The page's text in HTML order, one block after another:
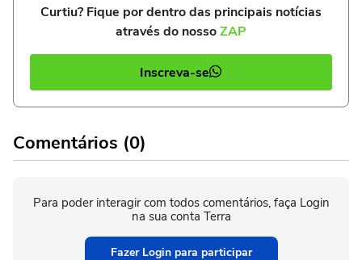
Curtiu? Fique por dentro das principais notícias
através do nossoZAP
Inscreva-se
Comentários (0)
Para poder interagir com todos comentários, faça Login
na sua conta Terra
Fazer Login para participar